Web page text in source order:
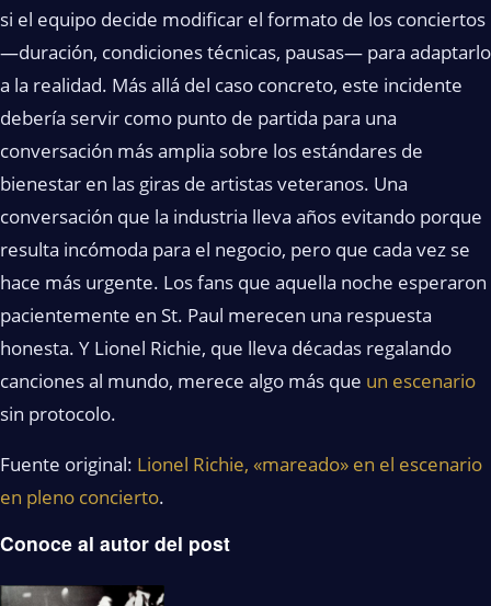
si el equipo decide modificar el formato de los conciertos
—duración, condiciones técnicas, pausas— para adaptarlo
a la realidad. Más allá del caso concreto, este incidente
debería servir como punto de partida para una
conversación más amplia sobre los estándares de
bienestar en las giras de artistas veteranos. Una
conversación que la industria lleva años evitando porque
resulta incómoda para el negocio, pero que cada vez se
hace más urgente. Los fans que aquella noche esperaron
pacientemente en St. Paul merecen una respuesta
honesta. Y Lionel Richie, que lleva décadas regalando
canciones al mundo, merece algo más que un escenario
sin protocolo.
Fuente original: Lionel Richie, «mareado» en el escenario
en pleno concierto.
Conoce al autor del post